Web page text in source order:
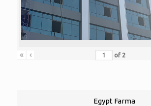
« ‹ of 2
Egypt Farma